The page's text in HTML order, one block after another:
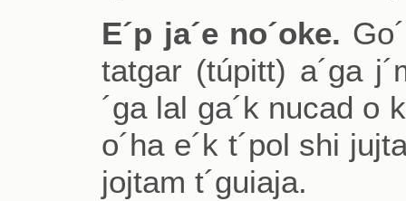
E´p ja´e no´oke.
tatgar (túpitt) a´ga
´ga lal ga´k nucad o
o´ha e´k t´pol shi
jojtam t´guiaja.